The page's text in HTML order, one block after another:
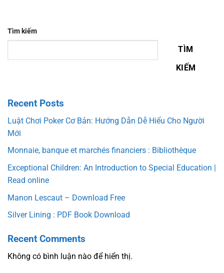
Tìm kiếm
TÌM
KIẾM
Recent Posts
Luật Chơi Poker Cơ Bản: Hướng Dẫn Dễ Hiểu Cho Người
Mới
Monnaie, banque et marchés financiers : Bibliothèque
Exceptional Children: An Introduction to Special Education |
Read online
Manon Lescaut – Download Free
Silver Lining : PDF Book Download
Recent Comments
Không có bình luận nào để hiển thị.